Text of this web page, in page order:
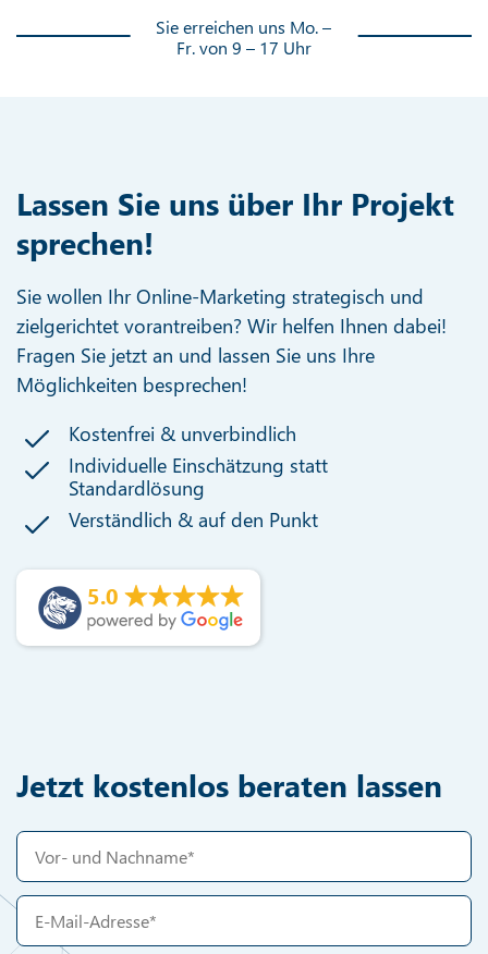
Sie erreichen uns Mo. –
Fr. von 9 – 17 Uhr
Lassen Sie uns über Ihr Projekt
sprechen!
Sie wollen Ihr Online-Marketing strategisch und
zielgerichtet vorantreiben? Wir helfen Ihnen dabei!
Fragen Sie jetzt an und lassen Sie uns Ihre
Möglichkeiten besprechen!
Kostenfrei & unverbindlich
Individuelle Einschätzung statt
Standardlösung
Verständlich & auf den Punkt
5.0
Jetzt kostenlos beraten lassen